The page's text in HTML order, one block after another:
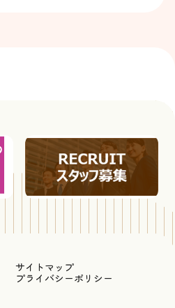
サイトマップ
プライバシーポリシー